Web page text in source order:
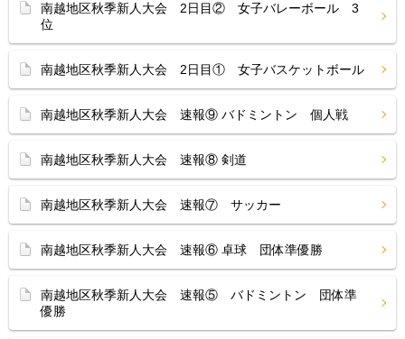
南越地区秋季新人大会 2日目② 女子バレーボール 3
位
南越地区秋季新人大会 2日目① 女子バスケットボール
南越地区秋季新人大会 速報⑨ バドミントン 個人戦
南越地区秋季新人大会 速報⑧ 剣道
南越地区秋季新人大会 速報⑦ サッカー
南越地区秋季新人大会 速報⑥ 卓球 団体準優勝
南越地区秋季新人大会 速報⑤ バドミントン 団体準
優勝